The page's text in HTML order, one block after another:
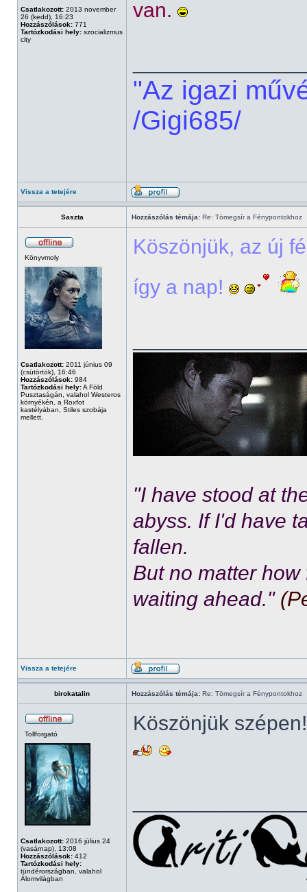
Csatlakozott: 2013 november
26 (kedd), 16:23
Hozzászólások: 771
Tartózkodási hely: szocializmus
city
van.
"Az igazi
/Gigi685/
Vissza a tetejére
Saszta Hozzászólás témája: Re: Tömegsír a Fénypontokhoz
Könyvmoly
Csatlakozott: 2011 június 09
(csütörtök), 16:46
Hozzászólások: 984
Tartózkodási hely:A Föld
Pusztaságán, valahol Westeros
környékén, a Roxfot
kastélyában, Stiles szobája
mellett.
Köszönjük, az új
így a nap!
"I have stood at
abyss. If I'd have
fallen.
But no matter
waiting ahead."
Vissza a tetejére
birokatalin Hozzászólás témája: Re: Tömegsír a Fénypontokhoz
Tollforgató
Csatlakozott: 2016 július 24
(vasárnap), 13:08
Hozzászólások: 412
Tartózkodási hely:
tündérországban, valahol
Álomvilágban
Köszönjük